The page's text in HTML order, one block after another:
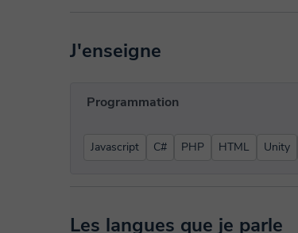
J'enseigne
Programmation
Javascript C# PHP HTML Unity
Les langues que je parle